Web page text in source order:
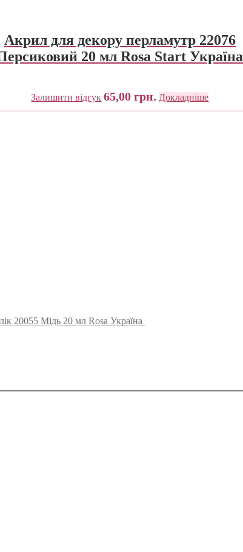
Акрил для декору перламутр 22076
20 мл Rosa Start Україна
Залишити відгук 65,00грн. Докладніше
20055 Мідь 20 мл Rosa Україна